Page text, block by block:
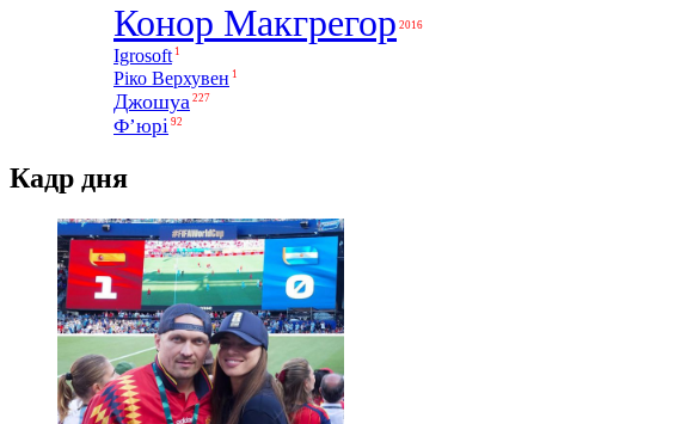
Конор Макгрегор 2016
Igrosoft 1
Ріко Верхувен 1
Джошуа 227
Ф’юрі 92
Кадр дня